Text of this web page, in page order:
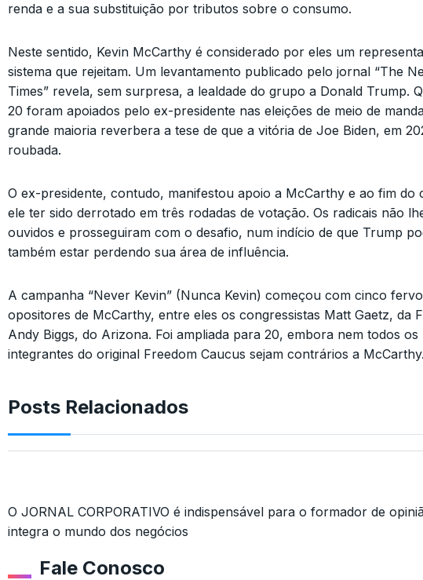
renda e a sua substituição por tributos sobre o consumo.
Neste sentido, Kevin McCarthy é considerado por eles um
sistema que rejeitam. Um levantamento publicado pelo jornal “The
Times” revela, sem surpresa, a lealdade do grupo a Donald Trump.
20 foram apoiados pelo ex-presidente nas eleições de meio de
grande maioria reverbera a tese de que a vitória de Joe Biden, em
roubada.
O ex-presidente, contudo, manifestou apoio a McCarthy e ao fim do
ele ter sido derrotado em três rodadas de votação. Os radicais não
ouvidos e prosseguiram com o desafio, num indício de que Trump
também estar perdendo sua área de influência.
A campanha “Never Kevin” (Nunca Kevin) começou com cinco
opositores de McCarthy, entre eles os congressistas Matt Gaetz, da
Andy Biggs, do Arizona. Foi ampliada para 20, embora nem todos os
integrantes do original Freedom Caucus sejam contrários a McCarthy.
Posts Relacionados
O JORNAL CORPORATIVO é indispensável para o formador de
integra o mundo dos negócios
Fale Conosco